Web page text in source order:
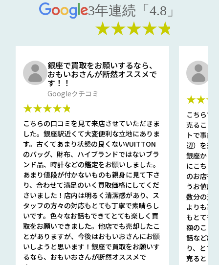
3年連続「4.8」
★★★★★
銀座で買取をお願いするなら、
おもいおさんが断然オススメで
す！！
Googleクチコミ
★★★★★
こちらの口コミを見て来店させていただきま
した。銀座駅近くて大変便利な立地にありま
す。古くてあまり状態の良くないVUITTON
のバッグ、財布、ハイブランドではないブラ
ンド品、時計などの鑑定をお願いしました。
あまり値段が付かないものも親身に見て下さ
り、合わせて満足のいく買取価格にしてくだ
さいました！店内は明るく清潔感があり、ス
タッフの方々の対応もとても丁寧で素晴らし
いです。色々なお話もできてとても楽しく買
取をお願いできました。他店でも売却したこ
とがありますが、今後はおもいおさんにお願
いしようと思います！銀座で買取をお願いす
るなら、おもいおさんが断然オススメで
こちらで
売ること
トで事前
辺）を選
銀座から
にこちら
のお店も
うお値段
数分の査
よりも高
もとても
額のこと
話など細
り、とて
売るとき